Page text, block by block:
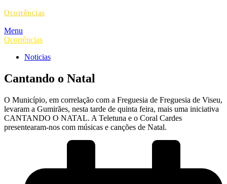
Ocorrências
Menu
Ocorrências
Noticias
Cantando o Natal
O Município, em correlação com a Freguesia de Freguesia de Viseu,
levaram a Gumirães, nesta tarde de quinta feira, mais uma iniciativa
CANTANDO O NATAL. A Teletuna e o Coral Cardes
presentearam-nos com músicas e canções de Natal.